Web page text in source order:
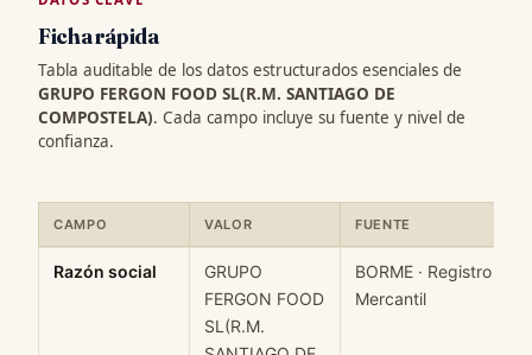
Ficha rápida
Tabla auditable de los datos estructurados esenciales de
GRUPO FERGON FOOD SL(R.M. SANTIAGO DE
COMPOSTELA). Cada campo incluye su fuente y nivel de
confianza.
CAMPO VALOR FUENTE
Razón social
GRUPO
FERGON FOOD
SL(R.M.
BORME · Registro
Mercantil